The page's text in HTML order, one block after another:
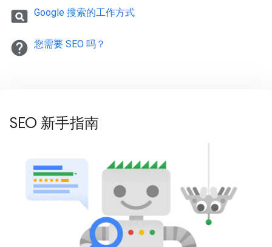
pageview Google 搜索的工作方式
help 您需要 SEO 吗？
SEO 新手指南